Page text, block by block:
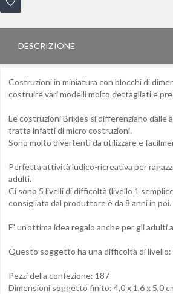
DESCRIZIONE
Costruzioni in miniatura con blocchi di
costruire vari modelli molto dettagliati e
Le costruzioni Brixies si differenziano dalle
tratta infatti di micro costruzioni.
Sono molto divertenti da utilizzare e
Perfetta attività ludico-ricreativa per
adulti.
Ci sono 5 livelli di difficoltà (livello 1
consigliata dal produttore è da 8 anni in poi.
E' un'ottima idea regalo anche per gli adulti
Questo soggetto ha una difficoltà di livello:
Pezzi della confezione: 187
Dimensioni soggetto finito:4,0 x 1,6 x 5,0